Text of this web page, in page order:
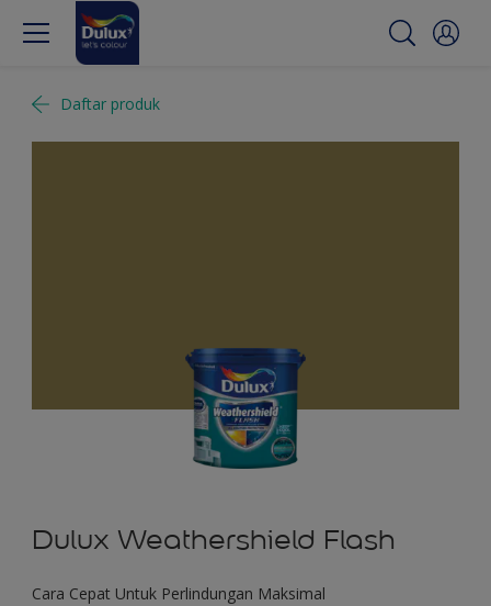
Daftar produk
Dulux Weathershield Flash
Cara Cepat Untuk Perlindungan Maksimal